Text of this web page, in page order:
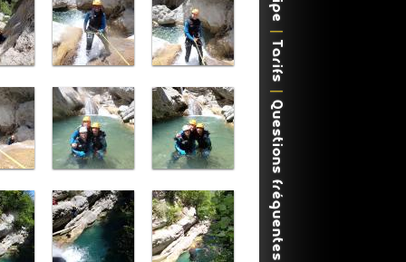
Tarifs
Questions fréquentes